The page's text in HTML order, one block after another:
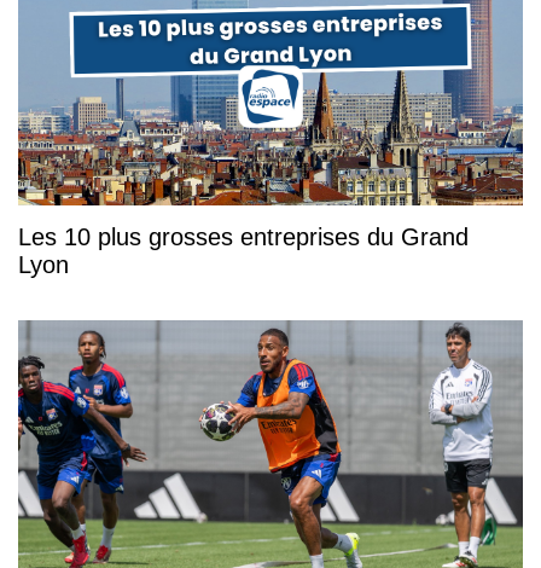
Les 10 plus grosses entreprises du Grand
Lyon